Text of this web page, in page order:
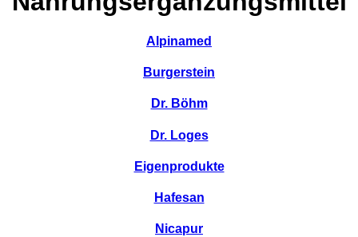
Alpinamed
Burgerstein
Dr. Böhm
Dr. Loges
Eigenprodukte
Hafesan
Nicapur